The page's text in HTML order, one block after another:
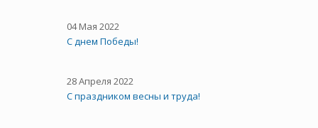
04 Мая 2022
С днем Победы!
28 Апреля 2022
С праздником весны и труда!